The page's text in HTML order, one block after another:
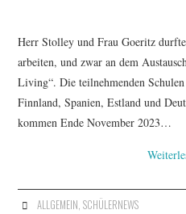
Herr Stolley und Frau Goeritz
arbeiten, und zwar an dem
Living“. Die teilnehmenden
Finnland, Spanien, Estland und
kommen Ende November 2023…
ALLGEMEIN SCHÜLERNEWS